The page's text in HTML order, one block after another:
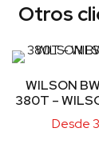
Otros
WILSON
380T –
Desde